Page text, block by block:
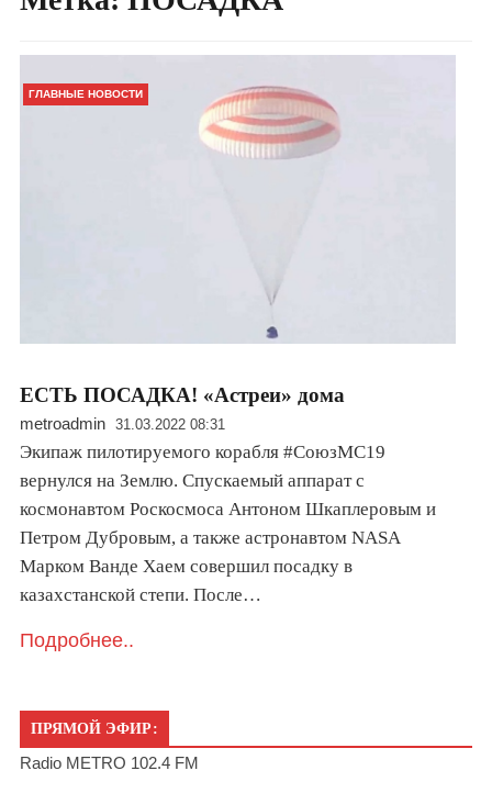
ГЛАВНЫЕ НОВОСТИ
ЕСТЬ ПОСАДКА! «Астреи» дома
metroadmin 31.03.2022 08:31
Экипаж пилотируемого корабля #СоюзМС19
вернулся на Землю. Спускаемый аппарат с
космонавтом Роскосмоса Антоном Шкаплеровым и
Петром Дубровым, а также астронавтом NASA
Марком Ванде Хаем совершил посадку в
казахстанской степи. После…
Подробнее..
ПРЯМОЙ ЭФИР:
Radio METRO 102.4 FM